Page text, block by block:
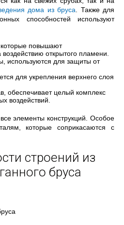
дома из бруса . Также для
способностей используют
повышают
открытого пламени.
используются для защиты от
для укрепления верхнего слоя
обеспечивает целый комплекс
воздействий.
элементы конструкций. Особое
которые соприкасаются с
строений из
бруса